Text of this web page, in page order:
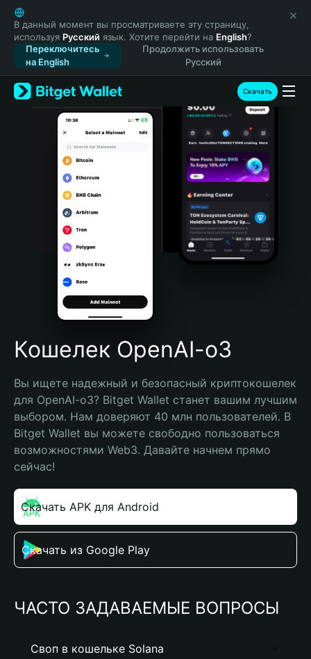
English
日本語
Tiếng Việt
Русский
Español (Latinoamérica)
Türkçe
Italiano
Português (Portugal)
Bahasa Indonesia
Português (Brasil)
Español (Argentina)
В данный момент вы просматриваете эту страницу,
используя Русский язык. Хотите перейти на English?
Переключитесь
на English
Продолжить использовать
Русский
Скачать
Кошелек OpenAI-o3
Вы ищете надежный и безопасный криптокошелек
для OpenAI-o3? Bitget Wallet станет вашим лучшим
выбором. Нам доверяют 40 млн пользователей. В
Bitget Wallet вы можете свободно пользоваться
возможностями Web3. Давайте начнем прямо
сейчас!
Скачать APK для Android
Скачать из Google Play
ЧАСТО ЗАДАВАЕМЫЕ ВОПРОСЫ
Своп в кошельке Solana